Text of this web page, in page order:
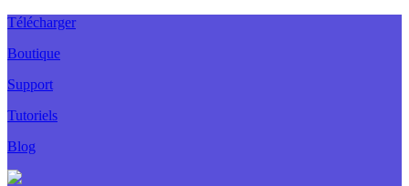
Télécharger
Boutique
Support
Tutoriels
Blog